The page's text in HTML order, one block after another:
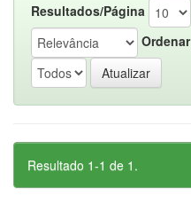
Resultados/Página
Ordenar
Resultado 1-1 de 1.